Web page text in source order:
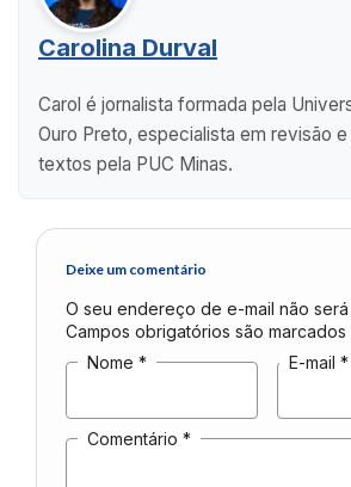
Carolina Durval
Carol é jornalista formada pela
Ouro Preto, especialista em revisão
textos pela PUC Minas.
Deixe um comentário
O seu endereço de e-mail não
Campos obrigatórios são marcados
Nome * E-mail *
Comentário *